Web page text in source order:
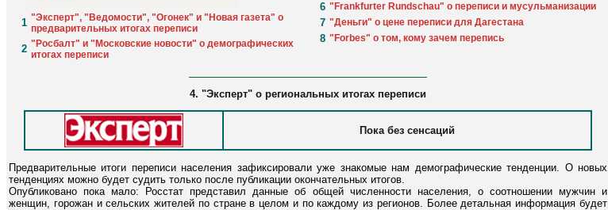
1 "Эксперт", "Ведомости", "Огонек" и "Новая газета" о
предварительных итогах переписи
2 "Росбалт" и "Московские новости" о демографических
итогах переписи
6 "Frankfurter Rundschau" о переписи и мусульманизации
7 "Деньги" о цене переписи для Дагестана
8 "Forbes" о том, кому зачем перепись
4. "Эксперт" о региональных итогах переписи
Пока без сенсаций
Предварительные итоги переписи населения зафиксировали уже знакомые нам демографические тенденции. О новых
тенденциях можно будет судить только после публикации окончательных итогов.
Опубликовано пока мало: Росстат представил данные об общей численности населения, о соотношении мужчин и
женщин, горожан и сельских жителей по стране в целом и по каждому из регионов. Более детальная информация будет